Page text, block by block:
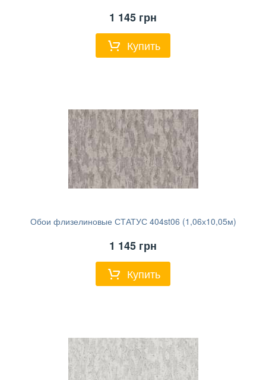
1 145 грн
Купить
Обои флизелиновые СТАТУС 404st06 (1,06х10,05м)
1 145 грн
Купить